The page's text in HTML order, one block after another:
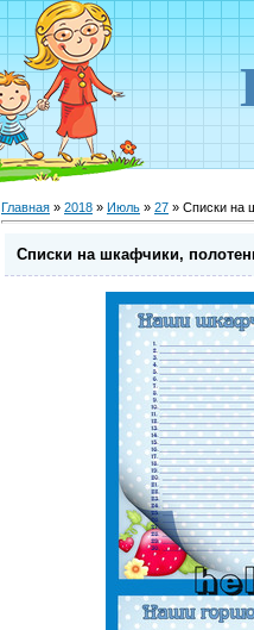
Главная » 2018 » Июль » 27 » Списки на
Списки на шкафчики,